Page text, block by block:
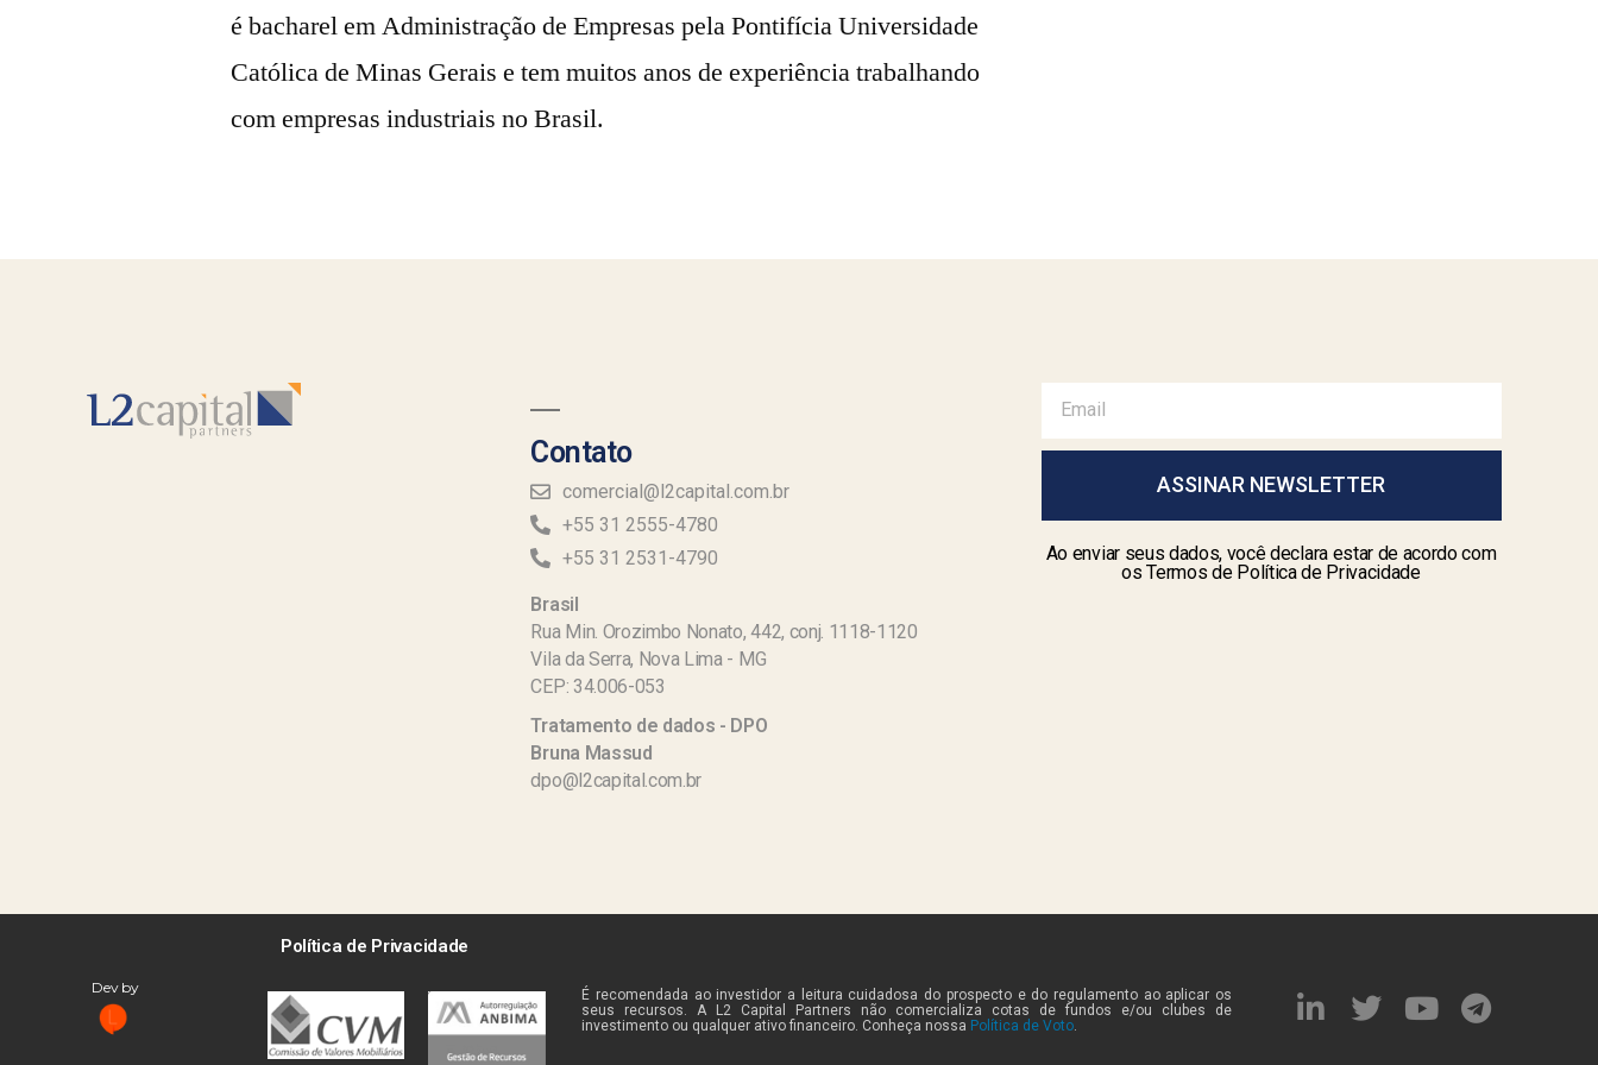
é bacharel em Administração de Empresas pela Pontifícia Universidade
Católica de Minas Gerais e tem muitos anos de experiência trabalhando
com empresas industriais no Brasil.
Contato
comercial@l2capital.com.br
+55 31 2555-4780
+55 31 2531-4790
Brasil
Rua Min. Orozimbo Nonato, 442, conj. 1118-1120
Vila da Serra, Nova Lima - MG
CEP: 34.006-053
Tratamento de dados - DPO
Bruna Massud
dpo@l2capital.com.br
ASSINAR NEWSLETTER
Ao enviar seus dados, você declara estar de acordo com
os Termos de Política de Privacidade
Dev by
Política de Privacidade
É recomendada ao investidor a leitura cuidadosa do prospecto e do regulamento ao aplicar os
seus recursos. A L2 Capital Partners não comercializa cotas de fundos e/ou clubes de
investimento ou qualquer ativo financeiro. Conheça nossa Política de Voto.